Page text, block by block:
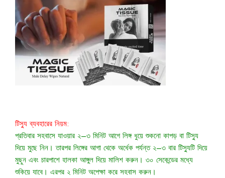
টিস্যু ব্যবহারের নিয়ম:
প্রতিবার সহবাসে যাওয়ার ২–৩ মিনিট আগে লিঙ্গ ধুয়ে শুকনো কাপড় বা টিস্যু
দিয়ে মুছে নিন। তারপর লিঙ্গের আগা থেকে অর্ধেক পর্যন্ত ২–৩ বার টিস্যুটি দিয়ে
মুছুন এবং চারপাশে হালকা আঙ্গুল দিয়ে মালিশ করুন। ৩০ সেকেন্ডের মধ্যে
শুকিয়ে যাবে। এরপর ২ মিনিট অপেক্ষা করে সহবাস করুন।